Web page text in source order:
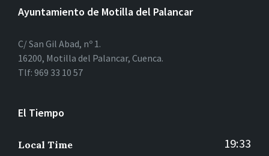
Ayuntamiento de Motilla del Palancar
C/ San Gil Abad, nº 1.
16200, Motilla del Palancar, Cuenca.
Tlf: 969 33 10 57
El Tiempo
Local Time 19:33